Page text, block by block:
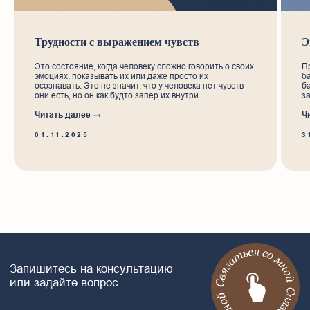
Трудности с выражением чувств
Это состояние, когда человеку сложно говорить о своих
эмоциях, показывать их или даже просто их
осознавать. Это не значит, что у человека нет чувств —
они есть, но он как будто запер их внутри.
Читать далее →
01.11.2025